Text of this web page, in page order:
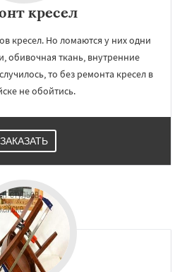
кресел
кресел. Но ломаются у них одни
обивочная ткань, внутренние
то без ремонта кресел в
не обойтись.
ЗАКАЗАТЬ